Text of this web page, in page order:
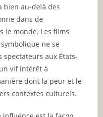
bien au-delà des
dans de
le monde. Les films
ne se
aux États-
vif intérêt à
dont la peur et le
contextes culturels.